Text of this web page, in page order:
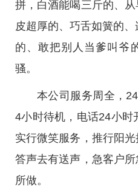
拼，白酒能喝三斤的、
皮超厚的、巧舌如簧的
的、敢把别人当爹叫
骚。
本公司服务周全，
4小时待机，电话24小时
实行微笑服务，推行阳
答声去有送声，急客户
所做。